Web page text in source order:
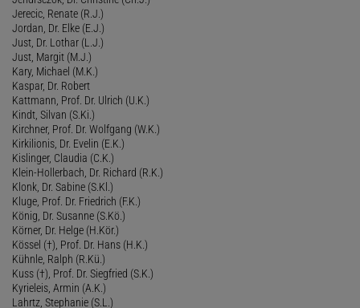
Jerecic, Renate (R.J.)
Jordan, Dr. Elke (E.J.)
Just, Dr. Lothar (L.J.)
Just, Margit (M.J.)
Kary, Michael (M.K.)
Kaspar, Dr. Robert
Kattmann, Prof. Dr. Ulrich (U.K.)
Kindt, Silvan (S.Ki.)
Kirchner, Prof. Dr. Wolfgang (W.K.)
Kirkilionis, Dr. Evelin (E.K.)
Kislinger, Claudia (C.K.)
Klein-Hollerbach, Dr. Richard (R.K.)
Klonk, Dr. Sabine (S.Kl.)
Kluge, Prof. Dr. Friedrich (F.K.)
König, Dr. Susanne (S.Kö.)
Körner, Dr. Helge (H.Kör.)
Kössel (†), Prof. Dr. Hans (H.K.)
Kühnle, Ralph (R.Kü.)
Kuss (†), Prof. Dr. Siegfried (S.K.)
Kyrieleis, Armin (A.K.)
Lahrtz, Stephanie (S.L.)